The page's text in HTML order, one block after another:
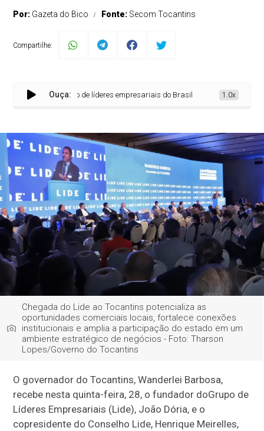
Por: Gazeta do Bico Fonte: Secom Tocantins
Compartilhe:
Ouça:
maior encontro de líderes empresariais do Brasil nesta quinta-feira, 28
1.0x
Chegada do Lide ao Tocantins potencializa as
oportunidades comerciais locais, fortalece conexões
institucionais e amplia a participação do estado em um
ambiente estratégico de negócios - Foto: Tharson
Lopes/Governo do Tocantins
O governador do Tocantins, Wanderlei Barbosa,
recebe nesta quinta-feira, 28, o fundador doGrupo de
Líderes Empresariais (Lide), João Dória, e o
copresidente do Conselho Lide, Henrique Meirelles,